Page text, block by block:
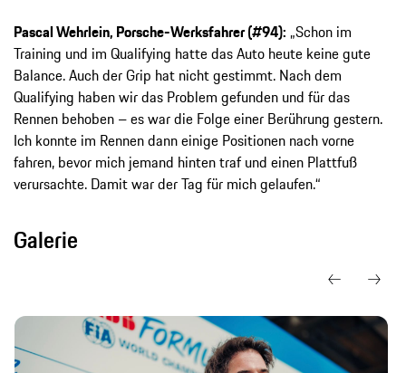
Pascal Wehrlein, Porsche-Werksfahrer (#94): „Schon im
Training und im Qualifying hatte das Auto heute keine gute
Balance. Auch der Grip hat nicht gestimmt. Nach dem
Qualifying haben wir das Problem gefunden und für das
Rennen behoben – es war die Folge einer Berührung gestern.
Ich konnte im Rennen dann einige Positionen nach vorne
fahren, bevor mich jemand hinten traf und einen Plattfuß
verursachte. Damit war der Tag für mich gelaufen.“
Galerie